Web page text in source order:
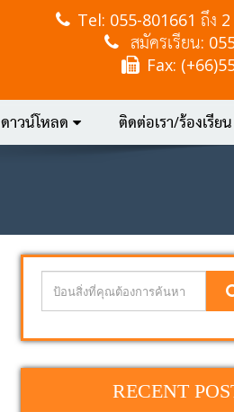
Tel: 055-801661 ถึง
สมัครเรียน:
Fax:
ดาวน์โหลด ติดต่อเรา/ร้องเรียน
RECENT